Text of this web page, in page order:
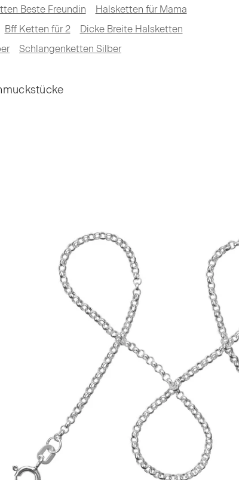
Beste Freundin
Halsketten für Mama
Bff Ketten für 2
Dicke Breite Halsketten
Schlangenketten Silber